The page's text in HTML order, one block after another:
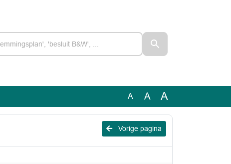
A A A
Vorige pagina